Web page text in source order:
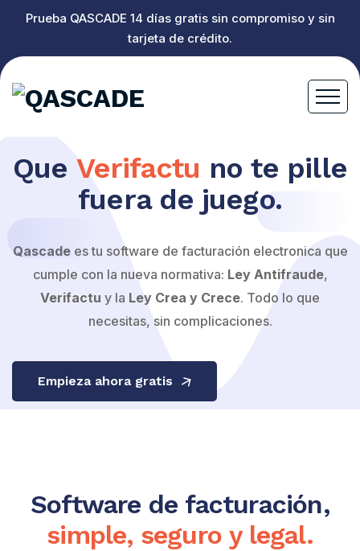
Prueba QASCADE 14 días gratis sin compromiso y sin
tarjeta de crédito.
Que Verifactu no te pille
fuera de juego.
Qascadees tu software de facturación electronica que
cumple con la nueva normativa: Ley Antifraude,
Verifactu y la Ley Crea y Crece. Todo lo que
necesitas, sin complicaciones.
Empieza ahora gratis
Software de facturación,
simple, seguro y legal.